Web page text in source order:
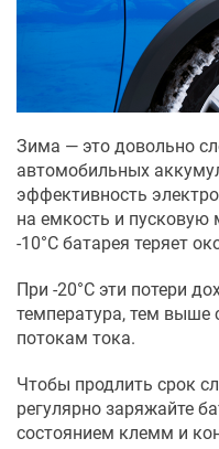
Зима — это довольно
автомобильных
эффективность
на емкость и пусковую
-10°C батарея теряет
При -20°C эти потери
температура, тем выше
потокам тока.
Чтобы продлить срок
регулярно заряжайте
состоянием клемм и